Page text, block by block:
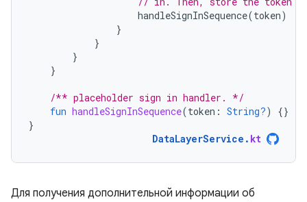
handleSignInSequence(token)
}
}
}
}
/** placeholder sign in handler. */
fun handleSignInSequence(token : String?)
{}
}
DataLayerService . kt
Для получения дополнительной информации об